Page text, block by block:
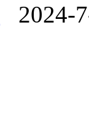
2024-